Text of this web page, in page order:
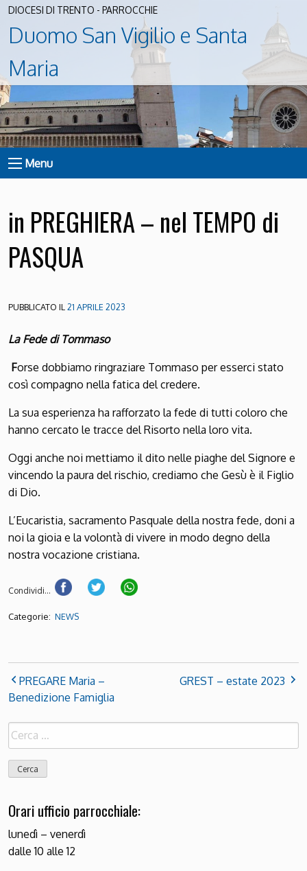
DIOCESI DI TRENTO - PARROCCHIE
Duomo San Vigilio e Santa
Maria
Menu
in PREGHIERA – nel TEMPO di
PASQUA
PUBBLICATO IL21 APRILE 2023
La Fede di Tommaso
Forse dobbiamo ringraziare Tommaso per esserci stato
così compagno nella fatica del credere.
La sua esperienza ha rafforzato la fede di tutti coloro che
hanno cercato le tracce del Risorto nella loro vita.
Oggi anche noi mettiamo il dito nelle piaghe del Signore e
vincendo la paura del rischio, crediamo che Gesù è il Figlio
di Dio.
L’Eucaristia, sacramento Pasquale della nostra fede, doni a
noi la gioia e la volontà di vivere in modo degno della
nostra vocazione cristiana.
Condividi...
Categorie: NEWS
PREGARE Maria –
Benedizione Famiglia
GREST – estate 2023
Ricerca
per:
Orari ufficio parrocchiale:
lunedì – venerdì
dalle 10 alle 12